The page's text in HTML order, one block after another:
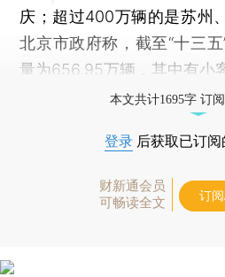
庆；超过400万辆的是苏州
北京市政府称，截至“十三
量为656.95万辆，其中有小
本文共计1695字 订
登录 后获取已订
财新通会员
可畅读全文
订